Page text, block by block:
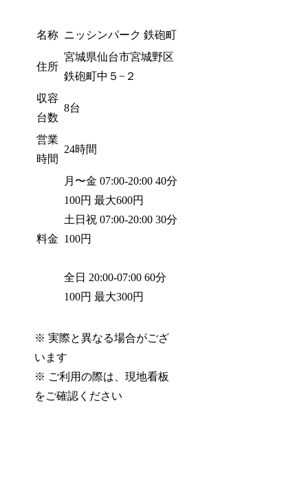
名称 ニッシンパーク 鉄砲町
住所
宮城県仙台市宮城野区
鉄砲町中５−２
収容
台数
8台
営業
時間
24時間
料金
月〜金 07:00-20:00 40分
100円 最大600円
土日祝 07:00-20:00 30分
100円
全日 20:00-07:00 60分
100円 最大300円
※ 実際と異なる場合がござ
います
※ ご利用の際は、現地看板
をご確認ください